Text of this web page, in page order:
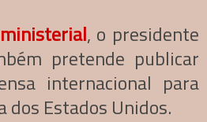
, o presidente
pretende publicar
internacional para
Estados Unidos.